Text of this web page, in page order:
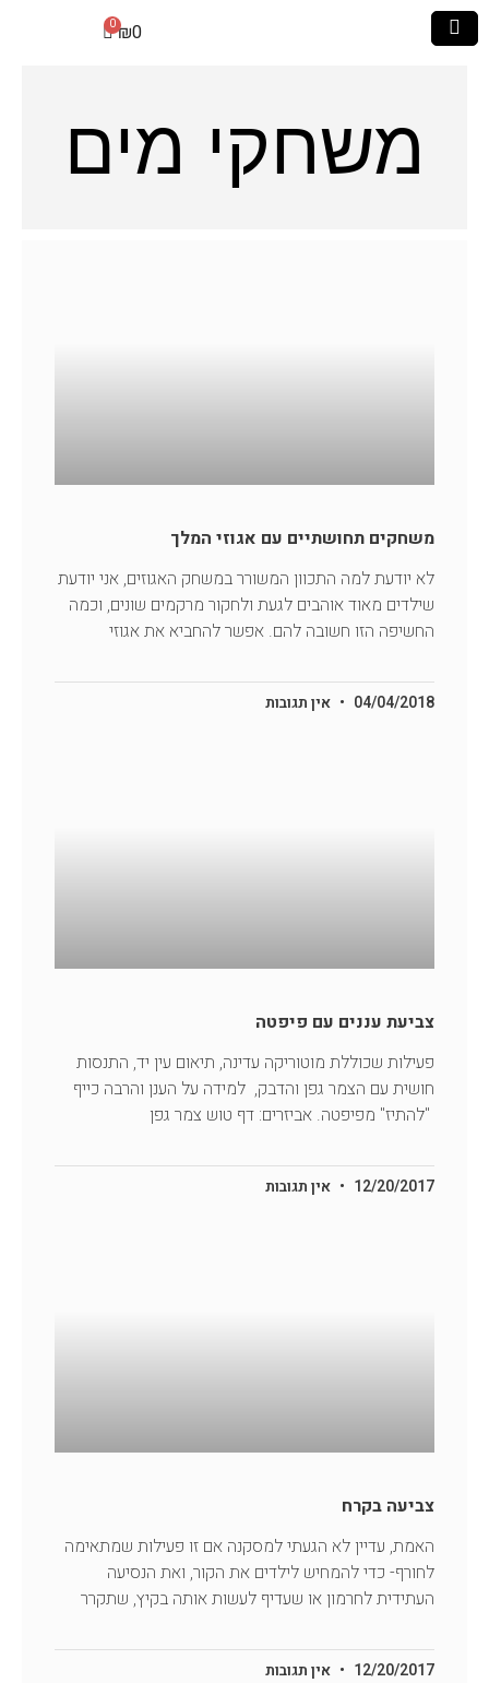
₪0
משחקי מים
משחקים תחושתיים עם אגוזי המלך
לא יודעת למה התכוון המשורר במשחק האגוזים, אני יודעת
שילדים מאוד אוהבים לגעת ולחקור מרקמים שונים, וכמה
החשיפה הזו חשובה להם. אפשר להחביא את אגוזי
04/04/2018 אין תגובות
צביעת עננים עם פיפטה
פעילות שכוללת מוטוריקה עדינה, תיאום עין יד, התנסות
חושית עם הצמר גפן והדבק, למידה על הענן והרבה כייף
"להתיז" מפיפטה. אביזרים: דף טוש צמר גפן
12/20/2017 אין תגובות
צביעה בקרח
האמת, עדיין לא הגעתי למסקנה אם זו פעילות שמתאימה
לחורף- כדי להמחיש לילדים את הקור, ואת הנסיעה
העתידית לחרמון או שעדיף לעשות אותה בקיץ, שתקרר
12/20/2017 אין תגובות